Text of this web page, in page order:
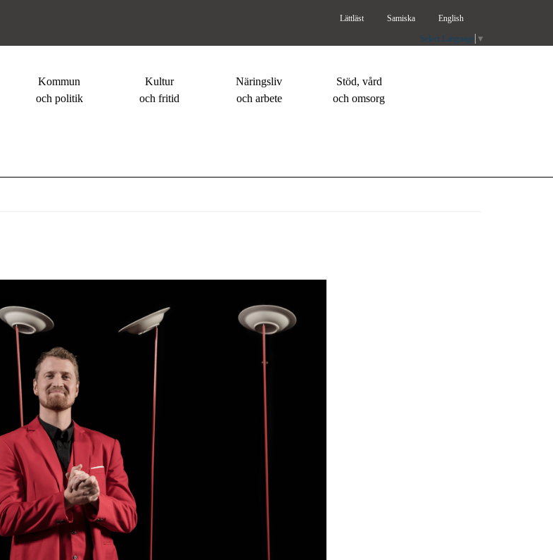
Lättläst Samiska English
Select Language ▼
Kommun
och politik
Kultur
och fritid
Näringsliv
och arbete
Stöd, vård
och omsorg